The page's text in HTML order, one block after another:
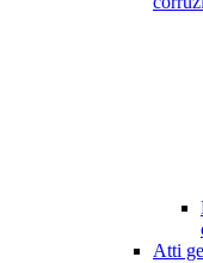
Atti